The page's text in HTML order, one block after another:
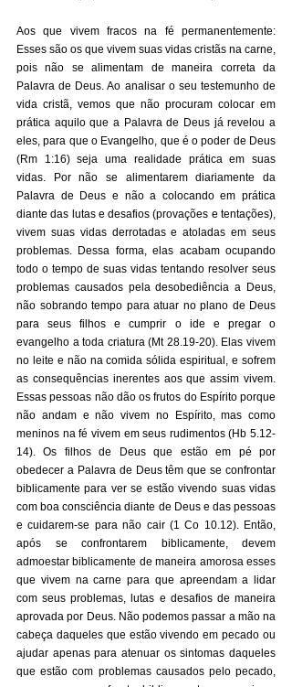
Aos que vivem fracos na fé permanentemente:
Esses são os que vivem suas vidas cristãs na carne,
pois não se alimentam de maneira correta da
Palavra de Deus. Ao analisar o seu testemunho de
vida cristã, vemos que não procuram colocar em
prática aquilo que a Palavra de Deus já revelou a
eles, para que o Evangelho, que é o poder de Deus
(Rm 1:16) seja uma realidade prática em suas
vidas. Por não se alimentarem diariamente da
Palavra de Deus e não a colocando em prática
diante das lutas e desafios (provações e tentações),
vivem suas vidas derrotadas e atoladas em seus
problemas. Dessa forma, elas acabam ocupando
todo o tempo de suas vidas tentando resolver seus
problemas causados pela desobediência a Deus,
não sobrando tempo para atuar no plano de Deus
para seus filhos e cumprir o ide e pregar o
evangelho a toda criatura (Mt 28.19-20). Elas vivem
no leite e não na comida sólida espiritual, e sofrem
as consequências inerentes aos que assim vivem.
Essas pessoas não dão os frutos do Espírito porque
não andam e não vivem no Espírito, mas como
meninos na fé vivem em seus rudimentos (Hb 5.12-
14). Os filhos de Deus que estão em pé por
obedecer a Palavra de Deus têm que se confrontar
biblicamente para ver se estão vivendo suas vidas
com boa consciência diante de Deus e das pessoas
e cuidarem-se para não cair (1 Co 10.12). Então,
após se confrontarem biblicamente, devem
admoestar biblicamente de maneira amorosa esses
que vivem na carne para que apreendam a lidar
com seus problemas, lutas e desafios de maneira
aprovada por Deus. Não podemos passar a mão na
cabeça daqueles que estão vivendo em pecado ou
ajudar apenas para atenuar os sintomas daqueles
que estão com problemas causados pelo pecado,